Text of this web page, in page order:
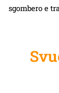
sgombero e